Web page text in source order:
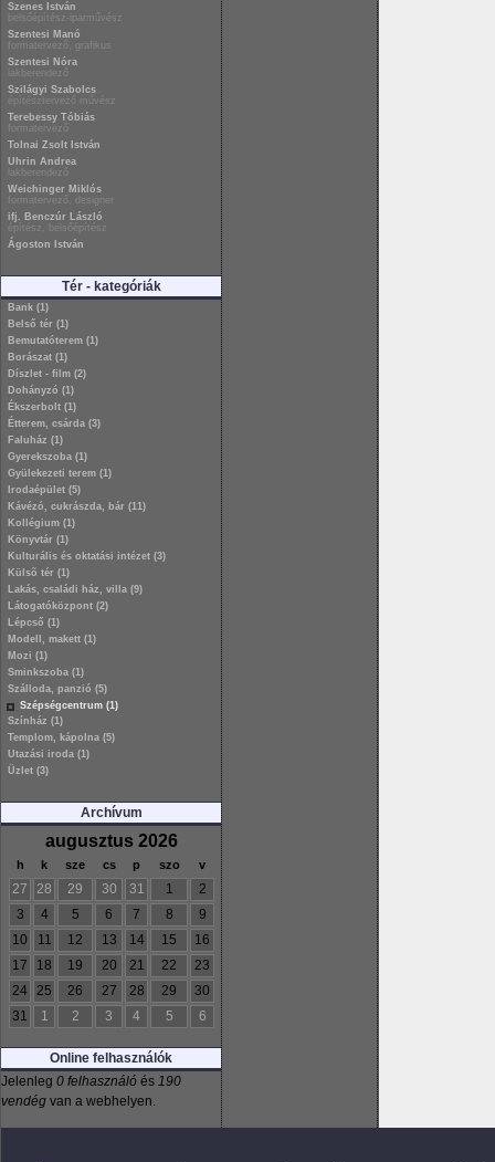
Szenes István
belsőépítész-iparművész
Szentesi Manó
formatervező, grafikus
Szentesi Nóra
lakberendező
Szilágyi Szabolcs
építésztervező művész
Terebessy Tóbiás
formatervező
Tolnai Zsolt István
Uhrin Andrea
lakberendező
Weichinger Miklós
formatervező, designer
ifj. Benczúr László
építész, belsőépítész
Ágoston István
Tér - kategóriák
Bank (1)
Belső tér (1)
Bemutatóterem (1)
Borászat (1)
Díszlet - film (2)
Dohányzó (1)
Ékszerbolt (1)
Étterem, csárda (3)
Faluház (1)
Gyerekszoba (1)
Gyülekezeti terem (1)
Irodaépület (5)
Kávézó, cukrászda, bár (11)
Kollégium (1)
Könyvtár (1)
Kulturális és oktatási intézet (3)
Külsõ tér (1)
Lakás, családi ház, villa (9)
Látogatóközpont (2)
Lépcső (1)
Modell, makett (1)
Mozi (1)
Sminkszoba (1)
Szálloda, panzió (5)
Szépségcentrum (1)
Színház (1)
Templom, kápolna (5)
Utazási iroda (1)
Üzlet (3)
Archívum
augusztus 2026
h k sze cs p szo v
27 28 29 30 31 1
2
3
4 5 6 7 8
9
10
11 12 13 14 15
16
17
18 19 20 21 22
23
24
25 26 27 28 29
30
31
1 2 3 4 5 6
Online felhasználók
Jelenleg 0 felhasználó és 190
vendég van a webhelyen.